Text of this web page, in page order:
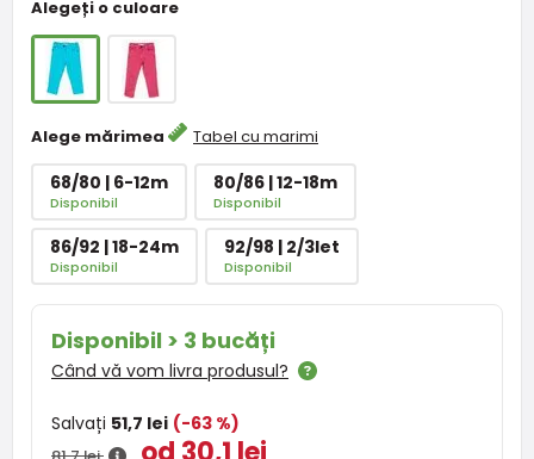
Alegeți o culoare
Alege mărimea Tabel cu marimi
68/80 | 6-12m
Disponibil
80/86 | 12-18m
Disponibil
86/92 | 18-24m
Disponibil
92/98 | 2/3let
Disponibil
Disponibil > 3 bucăți
Când vă vom livra produsul?
Salvați 51,7 lei (-63 %)